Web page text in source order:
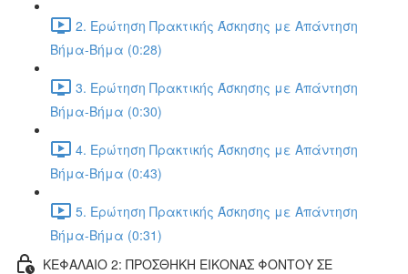
2. Ερώτηση Πρακτικής Άσκησης με Απάντηση
Βήμα-Βήμα (0:28)
3. Ερώτηση Πρακτικής Άσκησης με Απάντηση
Βήμα-Βήμα (0:30)
4. Ερώτηση Πρακτικής Άσκησης με Απάντηση
Βήμα-Βήμα (0:43)
5. Ερώτηση Πρακτικής Άσκησης με Απάντηση
Βήμα-Βήμα (0:31)
ΚΕΦΑΛΑΙΟ 2: ΠΡΟΣΘΗΚΗ ΕΙΚΟΝΑΣ ΦΟΝΤΟΥ ΣΕ